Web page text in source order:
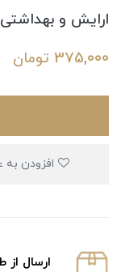
ارایش و بهداشتی
375,000 تومان
ارسال